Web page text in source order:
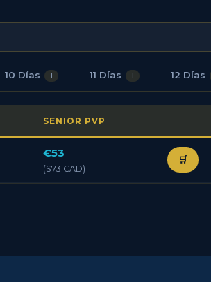
10 Días 1 11 Días 1 12 Días
SENIOR PVP
€53
($73 CAD)
🛒